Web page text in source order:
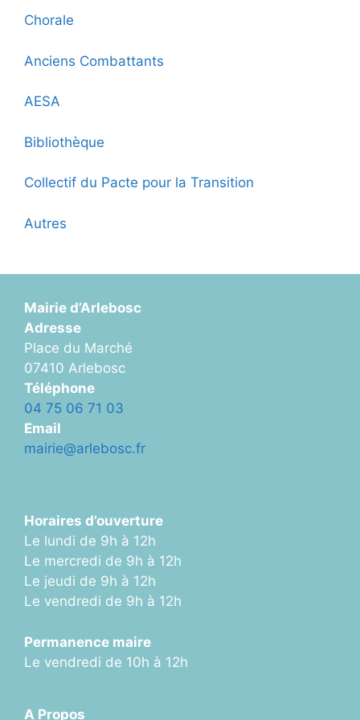
Chorale
Anciens Combattants
AESA
Bibliothèque
Collectif du Pacte pour la Transition
Autres
Mairie d’Arlebosc
Adresse
Place du Marché
07410 Arlebosc
Téléphone
04 75 06 71 03
Email
mairie@arlebosc.fr
Horaires d’ouverture
Le lundi de 9h à 12h
Le mercredi de 9h à 12h
Le jeudi de 9h à 12h
Le vendredi de 9h à 12h
Permanence maire
Le vendredi de 10h à 12h
A Propos